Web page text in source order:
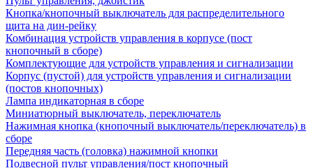
Кнопка/кнопочный выключатель для распределительного
щита на дин-рейку
Комбинация устройств управления в корпусе (пост
кнопочный в сборе)
Комплектующие для устройств управления и сигнализации
Корпус (пустой) для устройств управления и сигнализации
(постов кнопочных)
Лампа индикаторная в сборе
Миниатюрный выключатель, переключатель
Нажимная кнопка (кнопочный выключатель/переключатель) в
сборе
Передняя часть (головка) нажимной кнопки
Подвесной пульт управления/пост кнопочный